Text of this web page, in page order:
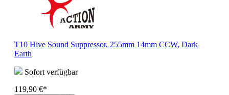
T10 Hive Sound Suppressor, 255mm 14mm CCW, Dark
Earth
Sofort verfügbar
119,90 €*